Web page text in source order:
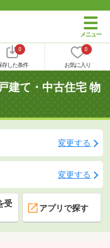
0
存した条件
0
お気に入り
建て・中古住宅 物
変更する
変更する
受
アプリで探す